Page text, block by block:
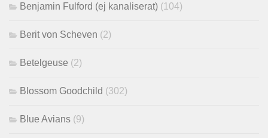
Benjamin Fulford (ej kanaliserat) (104)
Berit von Scheven (2)
Betelgeuse (2)
Blossom Goodchild (302)
Blue Avians (9)